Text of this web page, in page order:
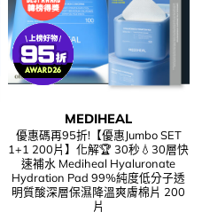
MEDIHEAL
優惠碼再95折!【優惠Jumbo SET
1+1 200片】化解🏆 30秒💧30層快
速補水 Mediheal Hyaluronate
Hydration Pad 99%純度低分子透
明質酸深層保濕降溫爽膚棉片 200
片